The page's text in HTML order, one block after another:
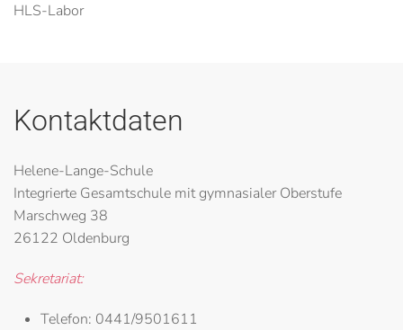
HLS-Labor
Kontaktdaten
Helene-Lange-Schule
Integrierte Gesamtschule mit gymnasialer Oberstufe
Marschweg 38
26122 Oldenburg
Sekretariat:
Telefon: 0441/9501611